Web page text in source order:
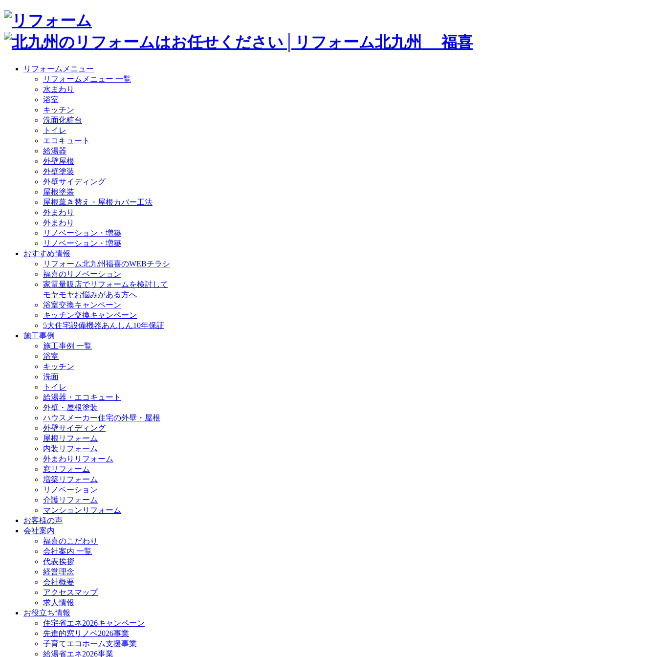
リフォームメニュー
リフォームメニュー 一覧
水まわり
浴室
キッチン
洗面化粧台
トイレ
エコキュート
給湯器
外壁屋根
外壁塗装
外壁サイディング
屋根塗装
屋根葺き替え・屋根カバー工法
外まわり
外まわり
リノベーション・増築
リノベーション・増築
おすすめ情報
リフォーム北九州福喜のWEBチラシ
福喜のリノベーション
家電量販店でリフォームを検討して
モヤモヤお悩みがある方へ
浴室交換キャンペーン
キッチン交換キャンペーン
5大住宅設備機器あんしん10年保証
施工事例
施工事例 一覧
浴室
キッチン
洗面
トイレ
給湯器・エコキュート
外壁・屋根塗装
ハウスメーカー住宅の外壁・屋根
外壁サイディング
屋根リフォーム
内装リフォーム
外まわりリフォーム
窓リフォーム
増築リフォーム
リノベーション
介護リフォーム
マンションリフォーム
お客様の声
会社案内
福喜のこだわり
会社案内 一覧
代表挨拶
経営理念
会社概要
アクセスマップ
求人情報
お役立ち情報
住宅省エネ2026キャンペーン
先進的窓リノベ2026事業
子育てエコホーム支援事業
給湯省エネ2026事業